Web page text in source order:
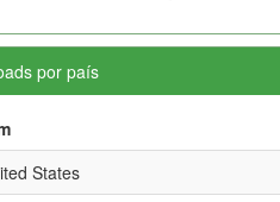
por país
States